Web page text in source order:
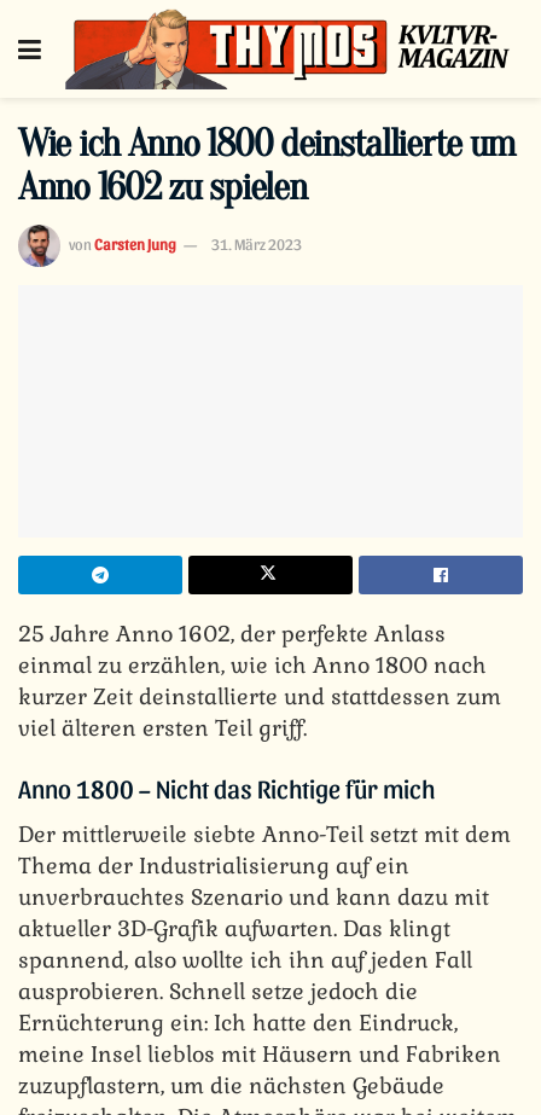
Wie ich Anno 1800 deinstallierte um
Anno 1602 zu spielen
von Carsten Jung 31. März 2023
25 Jahre Anno 1602, der perfekte Anlass
einmal zu erzählen, wie ich Anno 1800 nach
kurzer Zeit deinstallierte und stattdessen zum
viel älteren ersten Teil griff.
Anno 1800 – Nicht das Richtige für mich
Der mittlerweile siebte Anno-Teil setzt mit dem
Thema der Industrialisierung auf ein
unverbrauchtes Szenario und kann dazu mit
aktueller 3D-Grafik aufwarten. Das klingt
spannend, also wollte ich ihn auf jeden Fall
ausprobieren. Schnell setze jedoch die
Ernüchterung ein: Ich hatte den Eindruck,
meine Insel lieblos mit Häusern und Fabriken
zuzupflastern, um die nächsten Gebäude